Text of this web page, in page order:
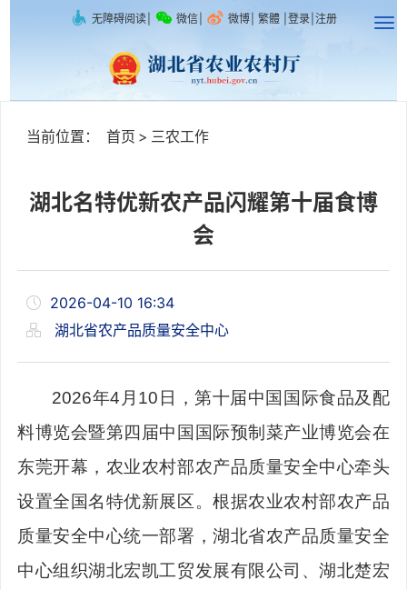
无障碍阅读 微信 微博 繁體 登录 注册
当前位置： 首页 > 三农工作
湖北名特优新农产品闪耀第十届食博
会
2026-04-10 16:34
湖北省农产品质量安全中心
2026年4月10日，第十届中国国际食品及配
料博览会暨第四届中国国际预制菜产业博览会在
东莞开幕，农业农村部农产品质量安全中心牵头
设置全国名特优新展区。根据农业农村部农产品
质量安全中心统一部署，湖北省农产品质量安全
中心组织湖北宏凯工贸发展有限公司、湖北楚宏